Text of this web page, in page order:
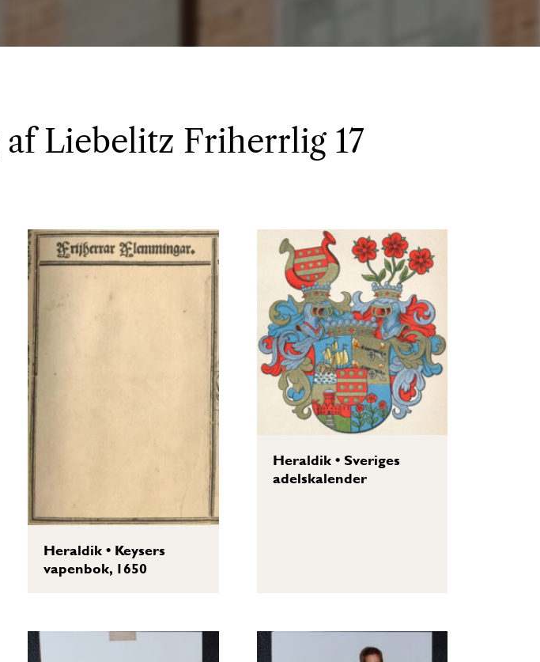
Liebelitz Friherrlig 17
Heraldik• Keysers
vapenbok, 1650
Heraldik•Sveriges
adelskalender